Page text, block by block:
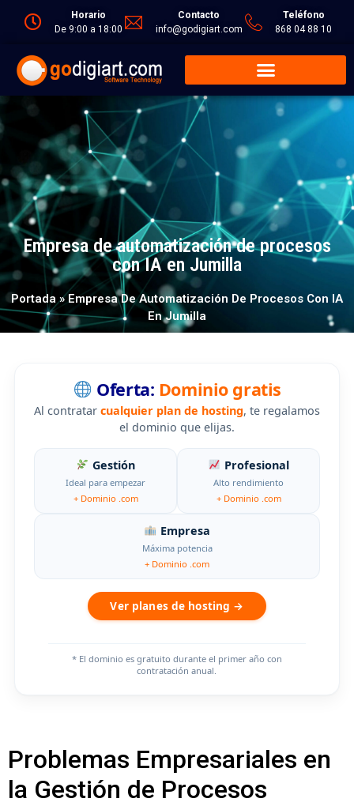
Horario
De 9:00 a 18:00
Contacto
info@godigiart.com
Teléfono
868 04 88 10
Empresa de automatización de procesos
con IA en Jumilla
Portada»Empresa De Automatización De Procesos Con IA
En Jumilla
Oferta: Dominio gratis
Al contratar cualquier plan de hosting, te regalamos
el dominio que elijas.
Gestión
Ideal para empezar
+ Dominio .com
Profesional
Alto rendimiento
+ Dominio .com
Empresa
Máxima potencia
+ Dominio .com
Ver planes de hosting →
* El dominio es gratuito durante el primer año con
contratación anual.
Problemas Empresariales en
la Gestión de Procesos